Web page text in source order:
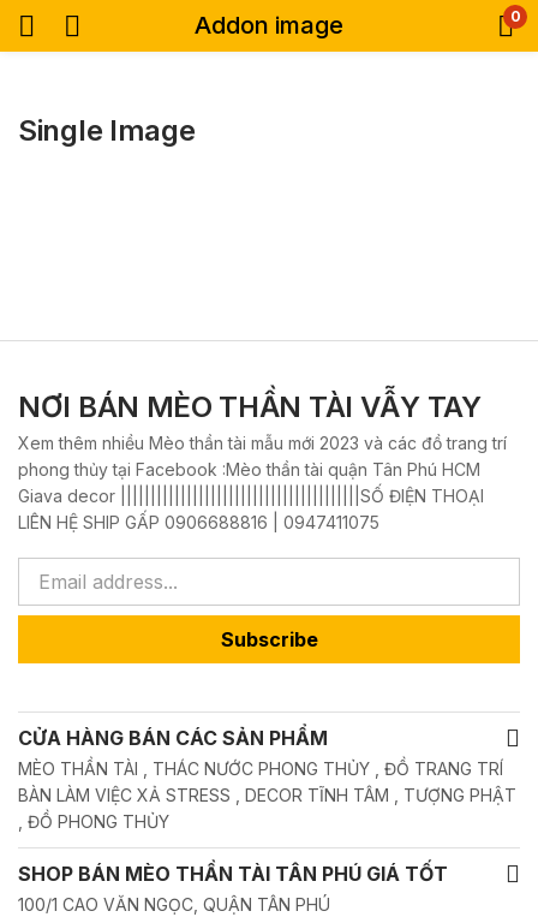
Addon image 0
Single Image
NƠI BÁN MÈO THẦN TÀI VẪY TAY
Xem thêm nhiều Mèo thần tài mẫu mới 2023 và các đồ trang trí
phong thủy tại Facebook :Mèo thần tài quận Tân Phú HCM
Giava decor ||||||||||||||||||||||||||||||||||||||||SỐ ĐIỆN THOẠI
LIÊN HỆ SHIP GẤP 0906688816 | 0947411075
Subscribe
CỬA HÀNG BÁN CÁC SẢN PHẨM
MÈO THẦN TÀI , THÁC NƯỚC PHONG THỦY , ĐỒ TRANG TRÍ
BÀN LÀM VIỆC XẢ STRESS , DECOR TĨNH TÂM , TƯỢNG PHẬT
, ĐỒ PHONG THỦY
SHOP BÁN MÈO THẦN TÀI TÂN PHÚ GIÁ TỐT
100/1 CAO VĂN NGỌC, QUẬN TÂN PHÚ